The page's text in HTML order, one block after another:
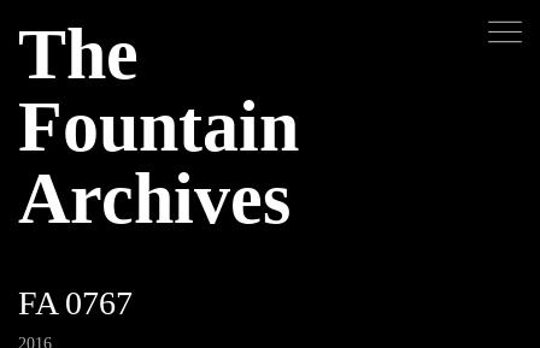
The
Fountain
Archives
FA 0767
2016